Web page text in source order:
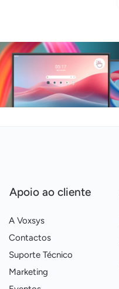
Apoio ao cliente
A Voxsys
Contactos
Suporte Técnico
Marketing